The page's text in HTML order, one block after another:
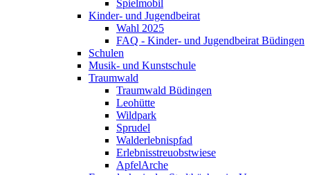
Spielmobil
Kinder- und Jugendbeirat
Wahl 2025
FAQ - Kinder- und Jugendbeirat Büdingen
Schulen
Musik- und Kunstschule
Traumwald
Traumwald Büdingen
Leohütte
Wildpark
Sprudel
Walderlebnispfad
Erlebnisstreuobstwiese
ApfelArche